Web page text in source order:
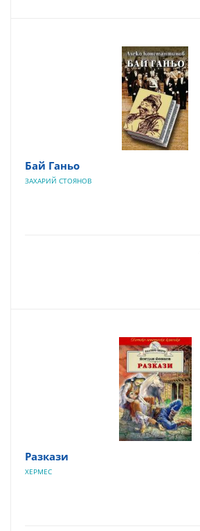
Бай Ганьо
ЗАХАРИЙ СТОЯНОВ
Разкази
ХЕРМЕС